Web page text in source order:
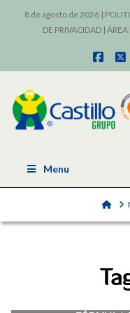
8 de agosto de 2026 |
DE PRIVACIDAD| ÁREA
X
Menu